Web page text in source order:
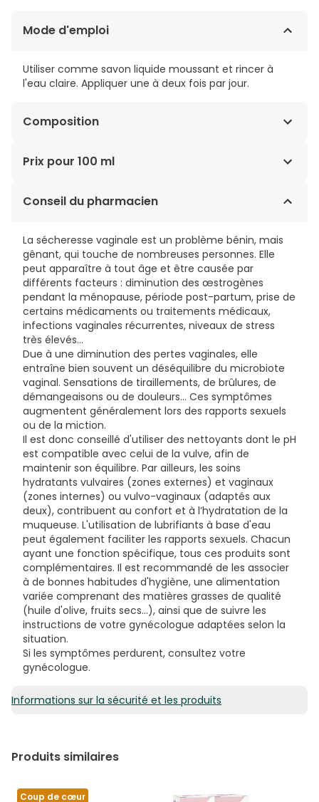
Mode d'emploi
Utiliser comme savon liquide moussant et rincer à
l'eau claire. Appliquer une à deux fois par jour.
Composition
AQUA. EXTRAIT D'ARCTIUM LAPPA. CITRONELLOL.
ANGUSTIFOLIA. LINALOOL. OCTOXYNOL-12. PARFUM. PEG-
SODIUM. EDTA TÉTRASODIUM. LIMONENE.
Prix pour 100 ml
3,42€ / 100 ml
Conseil du pharmacien
La sécheresse vaginale est un problème bénin, mais
gênant, qui touche de nombreuses personnes. Elle
peut apparaître à tout âge et être causée par
différents facteurs : diminution des œstrogènes
pendant la ménopause, période post-partum, prise de
certains médicaments ou traitements médicaux,
infections vaginales récurrentes, niveaux de stress
très élevés...
Due à une diminution des pertes vaginales, elle
entraîne bien souvent un déséquilibre du microbiote
vaginal. Sensations de tiraillements, de brûlures, de
démangeaisons ou de douleurs… Ces symptômes
augmentent généralement lors des rapports sexuels
ou de la miction.
Il est donc conseillé d'utiliser des nettoyants dont le pH
est compatible avec celui de la vulve, afin de
maintenir son équilibre. Par ailleurs, les soins
hydratants vulvaires (zones externes) et vaginaux
(zones internes) ou vulvo-vaginaux (adaptés aux
deux), contribuent au confort et à l’hydratation de la
muqueuse. L'utilisation de lubrifiants à base d'eau
peut également faciliter les rapports sexuels. Chacun
ayant une fonction spécifique, tous ces produits sont
complémentaires. Il est recommandé de les associer
à de bonnes habitudes d'hygiène, une alimentation
variée comprenant des matières grasses de qualité
(huile d'olive, fruits secs...), ainsi que de suivre les
instructions de votre gynécologue adaptées selon la
situation.
Si les symptômes perdurent, consultez votre
gynécologue.
Informations sur la sécurité et les produits
Produits similaires
Coup de cœur